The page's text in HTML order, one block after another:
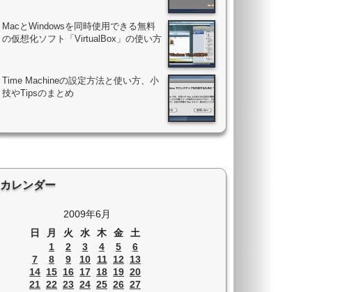
MacとWindowsを同時使用できる無料
の仮想化ソフト「VirtualBox」の使い方
Time Machineの設定方法と使い方、小
技やTipsのまとめ
カレンダー
2009年6月
日
月 火 水 木 金 土
1 2 3 4 5
6
7
8 9 10 11 12 13
14 15 16 17 18 19 20
21 22 23 24 25 26 27